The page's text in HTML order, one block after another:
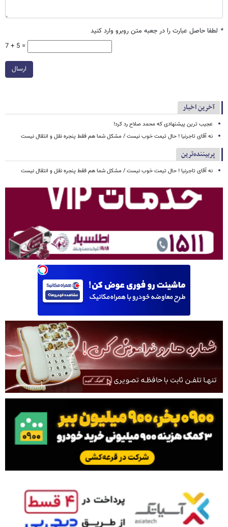
* لطفا حاصل عبارت را در جعبه متن روبرو وارد کنید
7 + 5 =
ارسال
آخرین اخبار
عجیب ترین پیشنهادی که محمد صلاح رد کرد!
نه آقای تاجرنیا ! حال تیمت خوب نیست / مشکل شما هم فقط پنجره نقل و انتقال نیست
پربیننده‌ترین
نه آقای تاجرنیا ! حال تیمت خوب نیست / مشکل شما هم فقط پنجره نقل و انتقال نیست